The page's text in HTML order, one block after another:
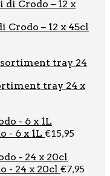
Crodo – 12 x 45cl
tray 24 x
- 6 x 1L €15,95
- 24 x 20cl €7,95